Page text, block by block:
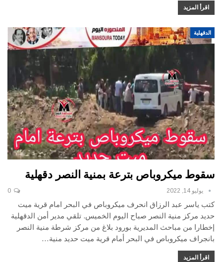
اقرأ المزيد
الدقهلية
سقوط ميكروباص بترعة بمنية النصر دقهلية
يوليو 14, 2022
كتب ياسر عبد الرزاق انحرف ميكروباص في البحر امام قرية ميت
حديد مركز منية النصر صباح اليوم الخميس. تلقي مدير أمن الدقهلية
إخطارا من مباحث المديرية بورود بلاغ من مركز شرطة منية النصر
بانجراف ميكروباص في البحر أمام قرية ميت حديد منية…
اقرأ المزيد